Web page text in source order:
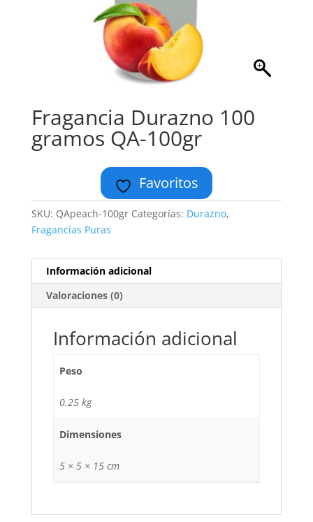
Fragancia Durazno 100
gramos QA-100gr
Favoritos
SKU: QApeach-100gr Categorías: Durazno,
Fragancias Puras
Información adicional
Valoraciones (0)
Información adicional
Peso
0.25 kg
Dimensiones
5 × 5 × 15 cm